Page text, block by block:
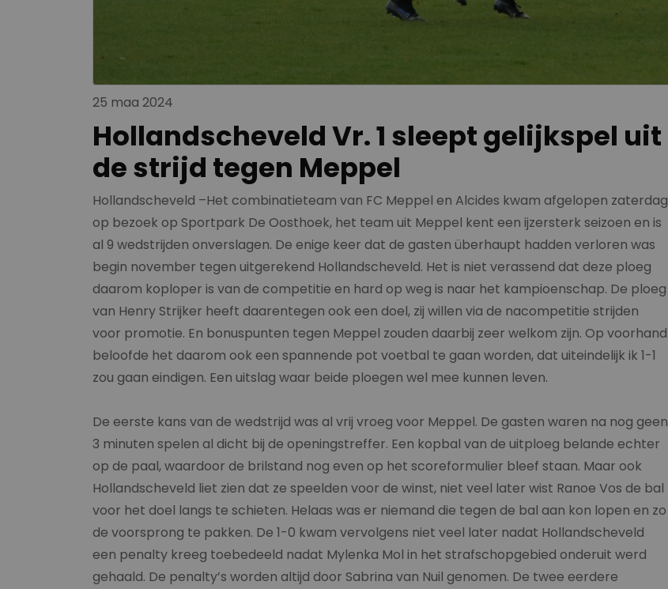
25 maa 2024
Hollandscheveld Vr. 1 sleept gelijkspel uit
de strijd tegen Meppel
Hollandscheveld –Het combinatieteam van FC Meppel en Alcides kwam afgelopen zaterdag
op bezoek op Sportpark De Oosthoek, het team uit Meppel kent een ijzersterk seizoen en is
al 9 wedstrijden onverslagen. De enige keer dat de gasten überhaupt hadden verloren was
begin november tegen uitgerekend Hollandscheveld. Het is niet verassend dat deze ploeg
daarom koploper is van de competitie en hard op weg is naar het kampioenschap. De ploeg
van Henry Strijker heeft daarentegen ook een doel, zij willen via de nacompetitie strijden
voor promotie. En bonuspunten tegen Meppel zouden daarbij zeer welkom zijn. Op voorhand
beloofde het daarom ook een spannende pot voetbal te gaan worden, dat uiteindelijk ik 1-1
zou gaan eindigen. Een uitslag waar beide ploegen wel mee kunnen leven.
De eerste kans van de wedstrijd was al vrij vroeg voor Meppel. De gasten waren na nog geen
3 minuten spelen al dicht bij de openingstreffer. Een kopbal van de uitploeg belande echter
op de paal, waardoor de brilstand nog even op het scoreformulier bleef staan. Maar ook
Hollandscheveld liet zien dat ze speelden voor de winst, niet veel later wist Ranoe Vos de bal
voor het doel langs te schieten. Helaas was er niemand die tegen de bal aan kon lopen en zo
de voorsprong te pakken. De 1-0 kwam vervolgens niet veel later nadat Hollandscheveld
een penalty kreeg toebedeeld nadat Mylenka Mol in het strafschopgebied onderuit werd
gehaald. De penalty’s worden altijd door Sabrina van Nuil genomen. De twee eerdere